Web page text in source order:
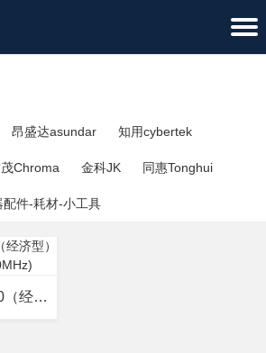
昂盛达asundar 知用cybertek
Chroma 金科JK 同惠Tonghui
配件-耗材-小工具
高压差分探头 P1300（经济型）P1300 (1300Vpk/50MHz)